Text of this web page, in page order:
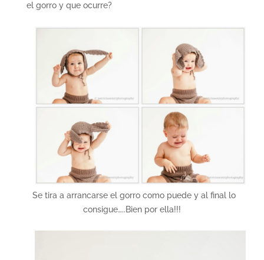
el gorro y que ocurre?
Se tira a arrancarse el gorro como puede y al final lo
consigue…..Bien por ella!!!